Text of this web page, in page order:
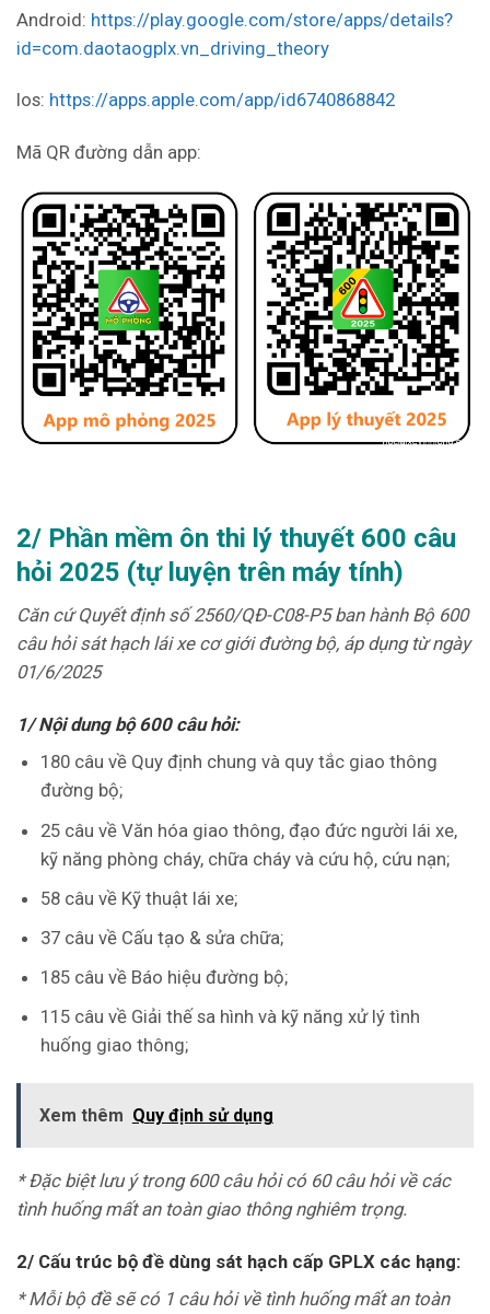
Android: https://play.google.com/store/apps/details?
id=com.daotaogplx.vn_driving_theory
Ios: https://apps.apple.com/app/id6740868842
Mã QR đường dẫn app:
2/ Phần mềm ôn thi lý thuyết 600 câu
hỏi 2025 (tự luyện trên máy tính)
Căn cứ Quyết định số 2560/QĐ-C08-P5 ban hành Bộ 600
câu hỏi sát hạch lái xe cơ giới đường bộ, áp dụng từ ngày
01/6/2025
1/ Nội dung bộ 600 câu hỏi:
180 câu về Quy định chung và quy tắc giao thông
đường bộ;
25 câu về Văn hóa giao thông, đạo đức người lái xe,
kỹ năng phòng cháy, chữa cháy và cứu hộ, cứu nạn;
58 câu về Kỹ thuật lái xe;
37 câu về Cấu tạo & sửa chữa;
185 câu về Báo hiệu đường bộ;
115 câu về Giải thế sa hình và kỹ năng xử lý tình
huống giao thông;
Xem thêm Quy định sử dụng
* Đặc biệt lưu ý trong 600 câu hỏi có 60 câu hỏi về các
tình huống mất an toàn giao thông nghiêm trọng.
2/ Cấu trúc bộ đề dùng sát hạch cấp GPLX các hạng:
* Mỗi bộ đề sẽ có 1 câu hỏi về tình huống mất an toàn